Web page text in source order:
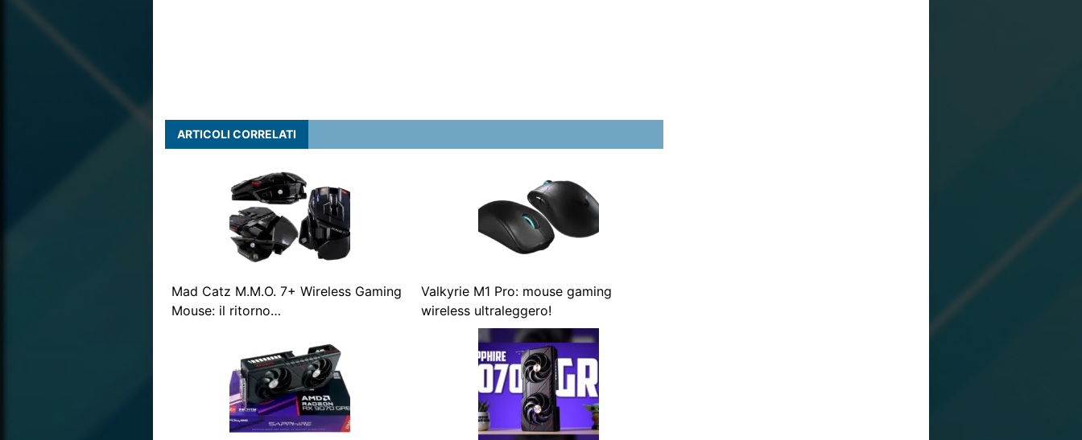
ARTICOLI CORRELATI
Mad Catz M.M.O. 7+ Wireless Gaming
Mouse: il ritorno…
Valkyrie M1 Pro: mouse gaming
wireless ultraleggero!